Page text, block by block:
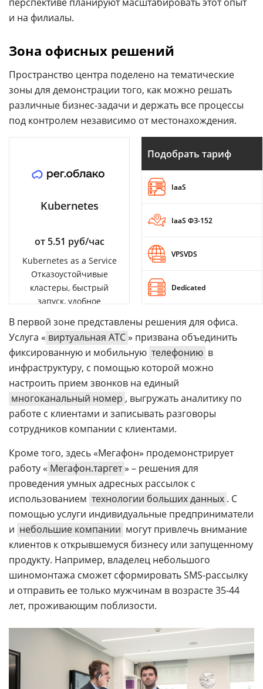
и на филиалы.
Зона офисных решений
Пространство центра поделено на тематические
зоны для демонстрации того, как можно решать
различные бизнес-задачи и держать все процессы
под контролем независимо от местонахождения.
Kubernetes
от 5.51 руб/час
Kubernetes as a Service
Отказоустойчивые
кластеры, быстрый
запуск, удобное
Подобрать тариф
IaaS
IaaS ФЗ-152
VPSVDS
Dedicated
В первой зоне представлены решения для офиса.
Услуга « виртуальная АТС» призвана объединить
фиксированную и мобильную телефонию в
инфраструктуру, с помощью которой можно
настроить прием звонков на единый
многоканальный номер , выгружать аналитику по
работе с клиентами и записывать разговоры
сотрудников компании с клиентами.
Кроме того, здесь «Мегафон» продемонстрирует
работу « Мегафон.таргет» – решения для
проведения умных адресных рассылок с
использованием технологии больших данных . С
помощью услуги индивидуальные предприниматели
и небольшие компании могут привлечь внимание
клиентов к открывшемуся бизнесу или запущенному
продукту. Например, владелец небольшого
шиномонтажа сможет сформировать SMS-рассылку
и отправить ее только мужчинам в возрасте 35-44
лет, проживающим поблизости.